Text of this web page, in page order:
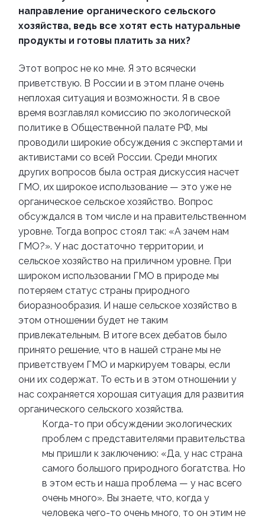
направление органического сельского
хозяйства, ведь все хотят есть натуральные
продукты и готовы платить за них?
Этот вопрос не ко мне. Я это всячески
приветствую. В России и в этом плане очень
неплохая ситуация и возможности. Я в свое
время возглавлял комиссию по экологической
политике в Общественной палате РФ, мы
проводили широкие обсуждения с экспертами и
активистами со всей России. Среди многих
других вопросов была острая дискуссия насчет
ГМО, их широкое использование — это уже не
органическое сельское хозяйство. Вопрос
обсуждался в том числе и на правительственном
уровне. Тогда вопрос стоял так: «А зачем нам
ГМО?». У нас достаточно территории, и
сельское хозяйство на приличном уровне. При
широком использовании ГМО в природе мы
потеряем статус страны природного
биоразнообразия. И наше сельское хозяйство в
этом отношении будет не таким
привлекательным. В итоге всех дебатов было
принято решение, что в нашей стране мы не
приветствуем ГМО и маркируем товары, если
они их содержат. То есть и в этом отношении у
нас сохраняется хорошая ситуация для развития
органического сельского хозяйства.
Когда-то при обсуждении экологических
проблем с представителями правительства
мы пришли к заключению: «Да, у нас страна
самого большого природного богатства. Но
в этом есть и наша проблема — у нас всего
очень много». Вы знаете, что, когда у
человека чего-то очень много, то он этим не